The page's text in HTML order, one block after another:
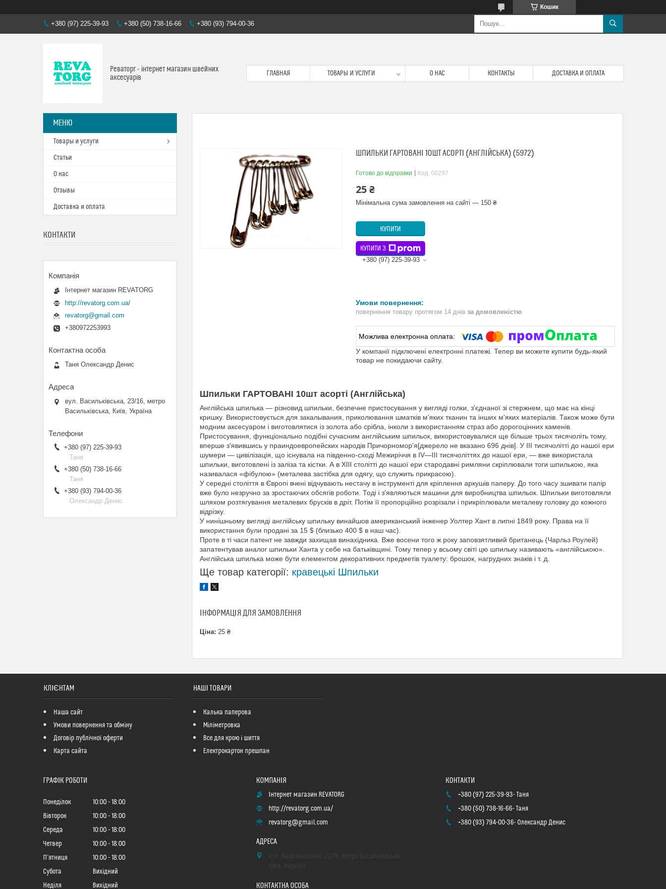
Кошик
+380 (97) 225-39-93 +380 (50) 738-16-66 +380 (93) 794-00-36
Реваторг - інтернет магазин швейних
аксесуарів
ГЛАВНАЯ ТОВАРЫ И УСЛУГИ О НАС КОНТАКТЫ ДОСТАВКА И ОПЛАТА
ШПИЛЬКИ ГАРТОВАНІ 10ШТ АСОРТІ (АНГЛІЙСЬКА) (5972)
Готово до відправки Код: 00297
25 ₴
Мінімальна сума замовлення на сайті — 150 ₴
КУПИТИ
КУПИТИ З
+380 (97) 225-39-93
повернення товару протягом 14 днів за домовленістю
У компанії підключені електронні платежі. Тепер ви можете купити будь-який
товар не покидаючи сайту.
Шпильки ГАРТОВАНІ 10шт асорті (Англійська)
Англійська шпилька — різновид шпильки, безпечне пристосування у вигляді голки, з'єднаної зі стержнем, що має на кінці
кришку. Використовується для закалывания, приколювання шматків м'яких тканин та інших м'яких матеріалів. Також може бути
модним аксесуаром і виготовлятися із золота або срібла, інколи з використанням страз або дорогоцінних каменів.
Пристосування, функціонально подібні сучасним англійським шпильок, використовувалися ще більше трьох тисячоліть тому,
вперше з'явившись у праиндоевропейских народів Причорномор'я[джерело не вказано 696 днів]. У III тисячолітті до нашої ери
шумери — цивілізація, що існувала на південно-сході Межиріччя в IV—III тисячоліттях до нашої ери, — вже використала
шпильки, виготовлені із заліза та кістки. А в XIII столітті до нашої ери стародавні римляни скріплювали тоги шпилькою, яка
називалася «фібулою» (металева застібка для одягу, що служить прикрасою).
У середні століття в Європі вчені відчувають нестачу в інструменті для кріплення аркушів паперу. До того часу зшивати папір
вже було незручно за зростаючих обсягів роботи. Тоді і з'являються машини для виробництва шпильок. Шпильки виготовляли
шляхом розтягування металевих брусків в дріт. Потім її пропорційно розрізали і прикріплювали металеву головку до кожного
відрізку.
У нинішньому вигляді англійську шпильку винайшов американський інженер Уолтер Хант в липні 1849 року. Права на її
використання були продані за 15 $ (близько 400 $ в наш час).
Проте в ті часи патент не завжди захищав винахідника. Вже восени того ж року заповзятливий британець (Чарльз Роулей)
запатентував аналог шпильки Ханта у себе на батьківщині. Тому тепер у всьому світі цю шпильку називають «англійською».
Англійська шпилька може бути елементом декоративних предметів туалету: брошок, нагрудних знаків і т. д.
Ще товар категорії: кравецькі Шпильки
ІНФОРМАЦІЯ ДЛЯ ЗАМОВЛЕННЯ
Ціна: 25 ₴
Товары и услуги
Статьи
О нас
Отзывы
Доставка и оплата
КОНТАКТИ
Інтернет магазин REVATORG
http://revatorg.com.ua/
revatorg@gmail.com
+380972253993
Таня Олександр Денис
вул. Васильківська, 23/16, метро
Васильківська, Київ, Україна
+380 (97) 225-39-93
Таня
+380 (50) 738-16-66
Таня
+380 (93) 794-00-36
Олександр Денис
КЛІЄНТАМ
Наша сайт
Умови повернення та обміну
Договір публічної оферти
Карта сайта
НАШІ ТОВАРИ
Калька паперова
Міліметровка
Все для крою і шиття
Електрокартон прешпан
ГРАФІК РОБОТИ
Понеділок 10:00
18:00
Вівторок
10:00
18:00
Середа
10:00
18:00
Четвер
10:00
18:00
Пʼятниця
10:00
18:00
Субота
Вихідний
Неділя
Вихідний
Інтернет магазин REVATORG
http://revatorg.com.ua/
revatorg@gmail.com
+380 (97) 225-39-93 Таня
+380 (50) 738-16-66 Таня
+380 (93) 794-00-36 Олександр Денис